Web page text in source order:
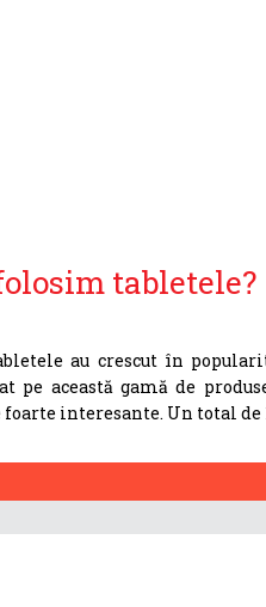
tabletele?
au crescut în
pe această gamă de
interesante. Un total de